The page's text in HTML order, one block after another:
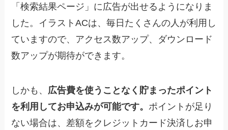
「検索結果ページ」に広告が出せるようになりま
した。イラストACは、毎日たくさんの人が利用し
ていますので、アクセス数アップ、ダウンロード
数アップが期待ができます。
しかも、 広告費を使うことなく貯まったポイント
を利用してお申込みが可能です。 ポイントが足り
ない場合は、差額をクレジットカード決済しお申